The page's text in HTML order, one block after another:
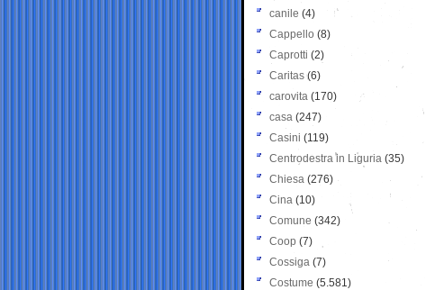
canile (4)
Cappello (8)
Caprotti (2)
Caritas (6)
carovita (170)
casa (247)
Casini (119)
Centrodestra in Liguria (35)
Chiesa (276)
Cina (10)
Comune (342)
Coop (7)
Cossiga (7)
Costume (5.581)